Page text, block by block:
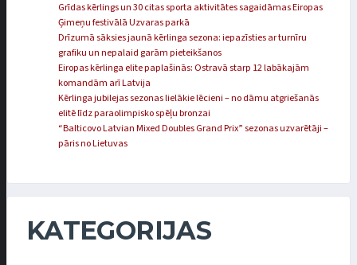
Grīdas kērlings un 30 citas sporta aktivitātes sagaidāmas Eiropas
Ģimeņu festivālā Uzvaras parkā
Drīzumā sāksies jaunā kērlinga sezona: iepazīsties ar turnīru
grafiku un nepalaid garām pieteikšanos
Eiropas kērlinga elite paplašinās: Ostravā starp 12 labākajām
komandām arī Latvija
Kērlinga jubilejas sezonas lielākie lēcieni – no dāmu atgriešanās
elitē līdz paraolimpisko spēļu bronzai
“Balticovo Latvian Mixed Doubles Grand Prix” sezonas uzvarētāji –
pāris no Lietuvas
KATEGORIJAS